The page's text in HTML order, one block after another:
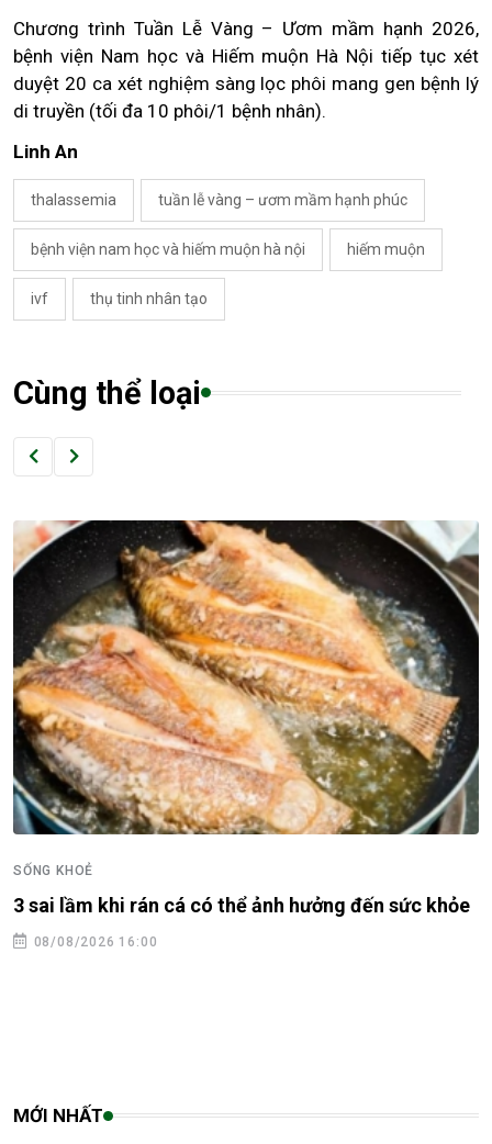
Chương trình Tuần Lễ Vàng – Ươm mầm hạnh 2026,
bệnh viện Nam học và Hiếm muộn Hà Nội tiếp tục xét
duyệt 20 ca xét nghiệm sàng lọc phôi mang gen bệnh lý
di truyền (tối đa 10 phôi/1 bệnh nhân).
Linh An
thalassemia tuần lễ vàng – ươm mầm hạnh phúc
bệnh viện nam học và hiếm muộn hà nội hiếm muộn
ivf thụ tinh nhân tạo
Cùng thể loại
SỐNG KHOẺ
3 sai lầm khi rán cá có thể ảnh hưởng đến sức khỏe
08/08/2026 16:00
MỚI NHẤT